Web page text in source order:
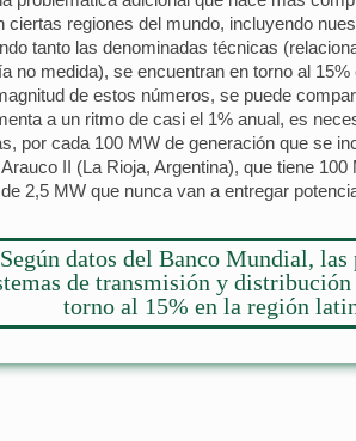
regiones del mundo, incluyendo
tanto las denominadas técnicas
no medida), se encuentran en torno al
de estos números, se puede
a un ritmo de casi el 1% anual, es
por cada 100 MW de generación que se
II (La Rioja, Argentina), que tiene
2,5 MW que nunca van a entregar
Según datos del Banco Mundial, las
de transmisión y distribución
torno al 15% en la región